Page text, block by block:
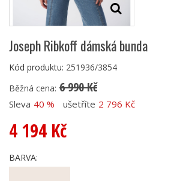
Joseph Ribkoff dámská bunda
Kód produktu: 251936/3854
Běžná cena: 6 990 Kč
Sleva 40 % ušetříte 2 796 Kč
4 194 Kč
BARVA: